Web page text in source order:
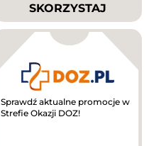
SKORZYSTAJ
Sprawdź aktualne promocje w
Strefie Okazji DOZ!